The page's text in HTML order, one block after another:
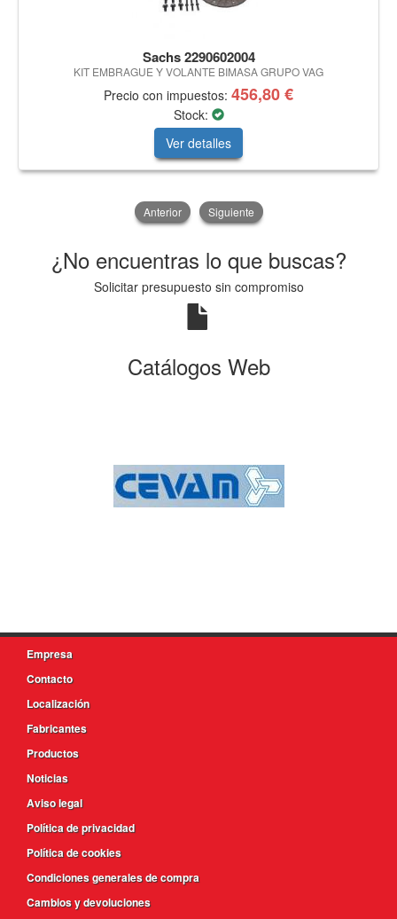
Sachs 2290602004
KIT EMBRAGUE Y VOLANTE BIMASA GRUPO VAG
Precio con impuestos: 456,80 €
Stock:
Ver detalles
Anterior Siguiente
¿No encuentras lo que buscas?
Solicitar presupuesto sin compromiso
Catálogos Web
Empresa
Contacto
Localización
Fabricantes
Productos
Noticias
Aviso legal
Política de privacidad
Política de cookies
Condiciones generales de compra
Cambios y devoluciones